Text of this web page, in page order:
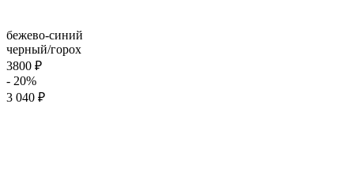
бежево-синий
черный/горох
3800 ₽
- 20%
3 040 ₽